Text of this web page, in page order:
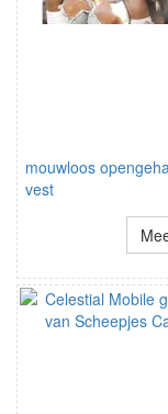
mouwloos
vest